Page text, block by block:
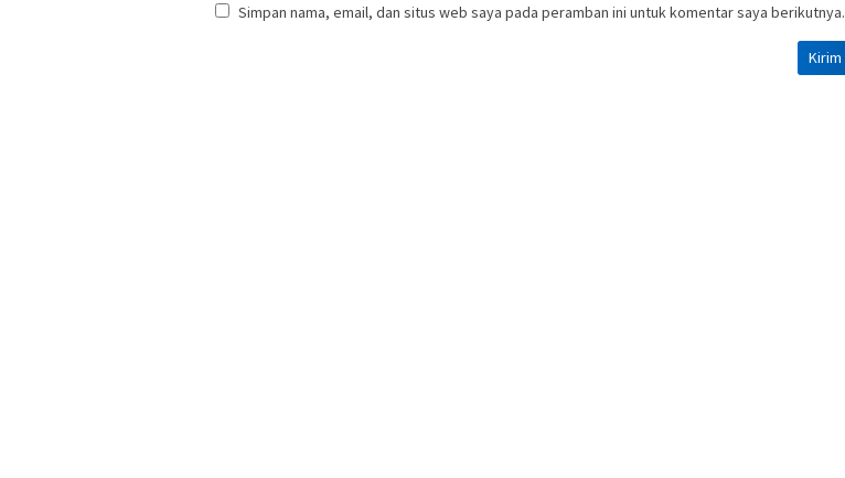
Simpan nama, email, dan situs web saya pada peramban ini untuk komentar saya berikutnya.